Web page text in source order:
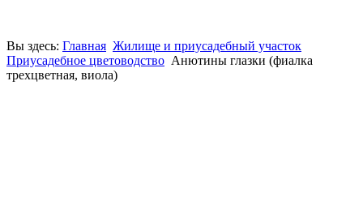
Вы здесь: Главная Жилище и приусадебный участок
Приусадебное цветоводство Анютины глазки (фиалка
трехцветная, виола)